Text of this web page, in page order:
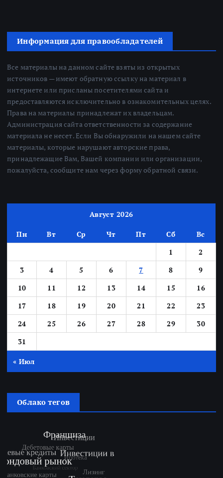
Информация для правообладателей
Все материалы на данном сайте взяты из открытых
источников — имеют обратную ссылку на материал в
интернете или присланы посетителями сайта и
предоставляются исключительно в ознакомительных целях.
Права на материалы принадлежат их владельцам.
Администрация сайта ответственности за содержание
материала не несет. Если Вы обнаружили на нашем сайте
материалы, которые нарушают авторские права,
принадлежащие Вам, Вашей компании или организации,
пожалуйста, сообщите нам через форму обратной связи.
Август 2026
Пн Вт Ср Чт Пт Сб
Вс
1
2
3
4 5 6 7 8
9
10
11 12 13 14 15
16
17
18 19 20 21 22
23
24
25 26 27 28 29
30
31
« Июл
Облако тегов